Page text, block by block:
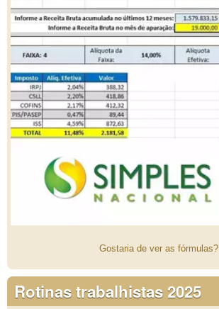
Gostaria de ver as fórmulas?
Rotinas trabalhistas 2025